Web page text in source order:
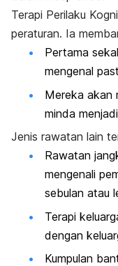
Terapi Perilaku
peraturan. Ia
Pertama
mengenal
Mereka akan
minda
Jenis rawatan lain
Rawatan
mengenali
sebulan atau
Terapi
dengan
Kumpulan